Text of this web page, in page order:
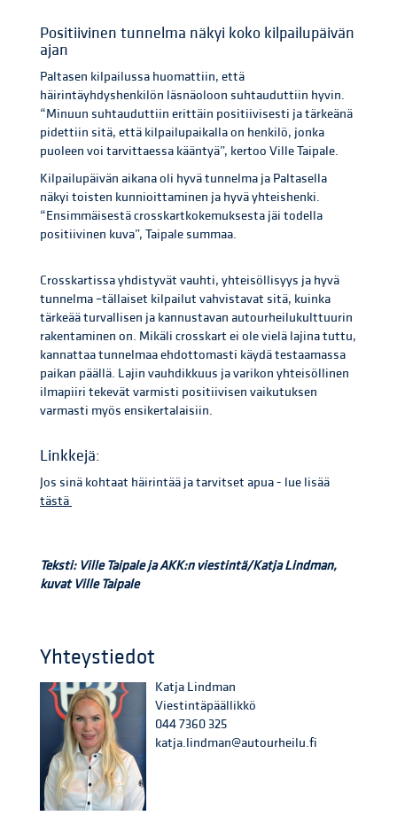
Positiivinen tunnelma näkyi koko kilpailupäivän
ajan
Paltasen kilpailussa huomattiin, että
häirintäyhdyshenkilön läsnäoloon suhtauduttiin hyvin.
“Minuun suhtauduttiin erittäin positiivisesti ja tärkeänä
pidettiin sitä, että kilpailupaikalla on henkilö, jonka
puoleen voi tarvittaessa kääntyä”, kertoo Ville Taipale.
Kilpailupäivän aikana oli hyvä tunnelma ja Paltasella
näkyi toisten kunnioittaminen ja hyvä yhteishenki.
“Ensimmäisestä crosskartkokemuksesta jäi todella
positiivinen kuva”, Taipale summaa.
Crosskartissa yhdistyvät vauhti, yhteisöllisyys ja hyvä
tunnelma –tällaiset kilpailut vahvistavat sitä, kuinka
tärkeää turvallisen ja kannustavan autourheilukulttuurin
rakentaminen on. Mikäli crosskart ei ole vielä lajina tuttu,
kannattaa tunnelmaa ehdottomasti käydä testaamassa
paikan päällä. Lajin vauhdikkuus ja varikon yhteisöllinen
ilmapiiri tekevät varmisti positiivisen vaikutuksen
varmasti myös ensikertalaisiin.
Linkkejä:
Jos sinä kohtaat häirintää ja tarvitset apua - lue lisää
tästä
Teksti: Ville Taipale ja AKK:n viestintä/Katja Lindman,
kuvat Ville Taipale
Yhteystiedot
Katja Lindman
Viestintäpäällikkö
044 7360 325
katja.lindman@autourheilu.fi